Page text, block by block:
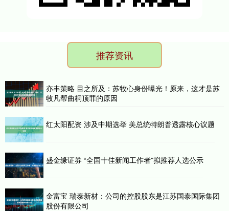
推荐资讯
亦丰策略 目之所及：苏牧心身份曝光！原来，这才是苏
牧凡帮曲桐顶罪的原因
红太阳配资 涉及中期选举 美总统特朗普透露核心议题
盛金缘证券 “全国十佳新闻工作者”拟推荐人选公示
金富宝 瑞泰新材：公司的控股股东是江苏国泰国际集团
股份有限公司